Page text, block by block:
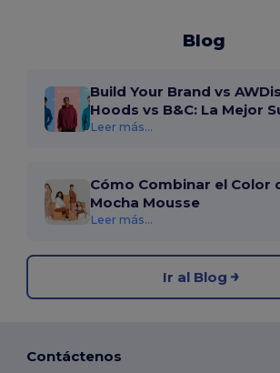
Blog
Build Your Brand vs
Hoods vs B&C: La Mejor
Leer más...
Cómo Combinar el Color
Mocha Mousse
Leer más...
Ir al Blog
Contáctenos